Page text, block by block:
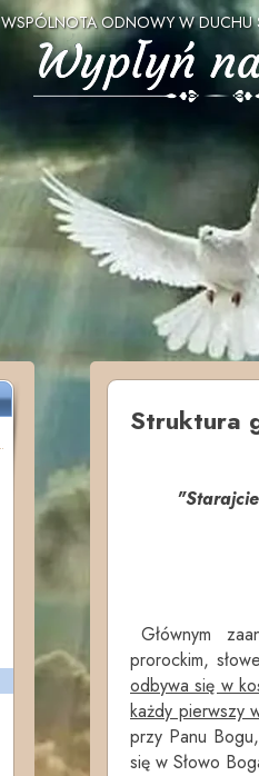
WSPÓLNOTA ODNOWY W DUCHU
Struktura
Głównym
prorockim,
odbywa się w
każdy pierwszy
przy Panu
się w Słowo